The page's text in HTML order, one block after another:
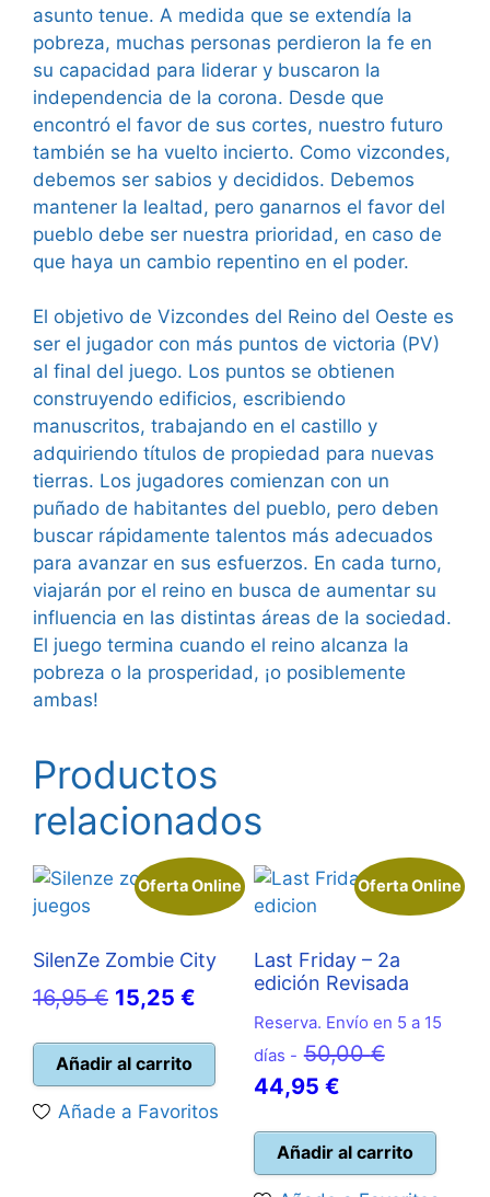
asunto tenue. A medida que se extendía la
pobreza, muchas personas perdieron la fe en
su capacidad para liderar y buscaron la
independencia de la corona. Desde que
encontró el favor de sus cortes, nuestro futuro
también se ha vuelto incierto. Como vizcondes,
debemos ser sabios y decididos. Debemos
mantener la lealtad, pero ganarnos el favor del
pueblo debe ser nuestra prioridad, en caso de
que haya un cambio repentino en el poder.
El objetivo de Vizcondes del Reino del Oeste es
ser el jugador con más puntos de victoria (PV)
al final del juego. Los puntos se obtienen
construyendo edificios, escribiendo
manuscritos, trabajando en el castillo y
adquiriendo títulos de propiedad para nuevas
tierras. Los jugadores comienzan con un
puñado de habitantes del pueblo, pero deben
buscar rápidamente talentos más adecuados
para avanzar en sus esfuerzos. En cada turno,
viajarán por el reino en busca de aumentar su
influencia en las distintas áreas de la sociedad.
El juego termina cuando el reino alcanza la
pobreza o la prosperidad, ¡o posiblemente
ambas!
Productos
relacionados
Oferta Online
SilenZe Zombie City
16,95€ El
original
15,25 €
precio
actual
15,25 €.
Añadir al carrito
Añade a Favoritos
Oferta Online
Last Friday – 2a
edición Revisada
Reserva. Envío en 5 a 15
días - 50,00€El
era:
44,95 €El
actual
Añadir al carrito